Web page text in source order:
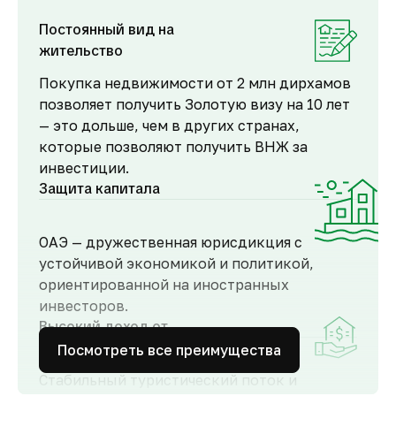
Постоянный вид на
жительство
Покупка недвижимости от 2 млн дирхамов
позволяет получить Золотую визу на 10 лет
— это дольше, чем в других странах,
которые позволяют получить ВНЖ за
инвестиции.
Защита капитала
ОАЭ — дружественная юрисдикция с
устойчивой экономикой и политикой,
ориентированной на иностранных
инвесторов.
Высокий доход от
аренды
Стабильный туристический поток и
Посмотреть все преимущества